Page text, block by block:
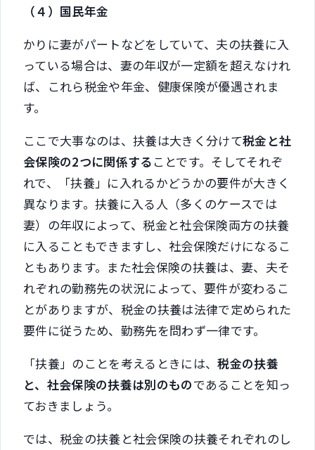
（４）国民年金
かりに妻がパートなどをしていて、夫の扶養に入
っている場合は、妻の年収が一定額を超えなけれ
ば、これら税金や年金、健康保険が優遇されま
す。
ここで大事なのは、扶養は大きく分けて税金と社
会保険の2つに関係する ことです。そしてそれぞ
れで、「扶養」に入れるかどうかの要件が大きく
異なります。扶養に入る人（多くのケースでは
妻）の年収によって、税金と社会保険両方の扶養
に入ることもできますし、社会保険だけになるこ
ともあります。また社会保険の扶養は、妻、夫そ
れぞれの勤務先の状況によって、要件が変わるこ
とがありますが、税金の扶養は法律で定められた
要件に従うため、勤務先を問わず一律です。
「扶養」のことを考えるときには、税金の扶養
と、社会保険の扶養は別のものであることを知っ
ておきましょう。
では、税金の扶養と社会保険の扶養それぞれのし